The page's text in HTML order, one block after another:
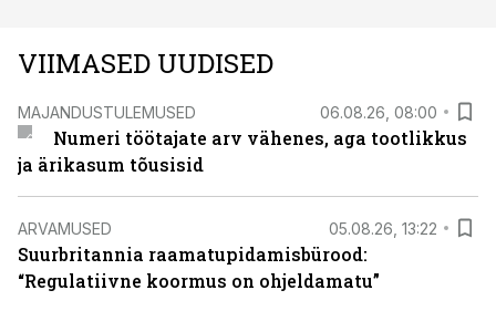
VIIMASED UUDISED
MAJANDUSTULEMUSED 06.08.26, 08:00
Numeri töötajate arv vähenes, aga tootlikkus
ja ärikasum tõusisid
ARVAMUSED 05.08.26, 13:22
Suurbritannia raamatupidamisbürood:
“Regulatiivne koormus on ohjeldamatu”